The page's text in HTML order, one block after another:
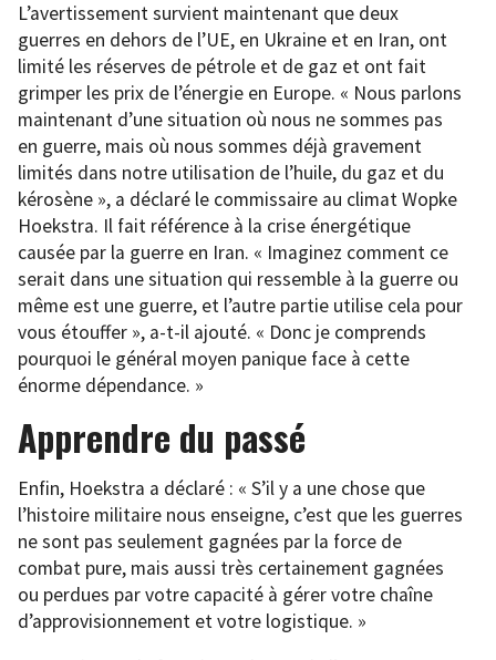
L’avertissement survient maintenant que deux
guerres en dehors de l’UE, en Ukraine et en Iran, ont
limité les réserves de pétrole et de gaz et ont fait
grimper les prix de l’énergie en Europe. « Nous parlons
maintenant d’une situation où nous ne sommes pas
en guerre, mais où nous sommes déjà gravement
limités dans notre utilisation de l’huile, du gaz et du
kérosène », a déclaré le commissaire au climat Wopke
Hoekstra. Il fait référence à la crise énergétique
causée par la guerre en Iran. « Imaginez comment ce
serait dans une situation qui ressemble à la guerre ou
même est une guerre, et l’autre partie utilise cela pour
vous étouffer », a-t-il ajouté. « Donc je comprends
pourquoi le général moyen panique face à cette
énorme dépendance. »
Apprendre du passé
Enfin, Hoekstra a déclaré : « S’il y a une chose que
l’histoire militaire nous enseigne, c’est que les guerres
ne sont pas seulement gagnées par la force de
combat pure, mais aussi très certainement gagnées
ou perdues par votre capacité à gérer votre chaîne
d’approvisionnement et votre logistique. »